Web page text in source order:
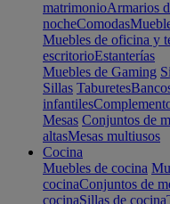
matrimonioArmarios
nocheComodas
Muebles de oficina y
escritorioEstanterías
Muebles de Gaming
Sillas Taburetes
infantiles
Mesas Conjuntos de
altasMesas multiusos
Cocina
Muebles de cocina
cocinaConjuntos de
cocinaSillas de cocina